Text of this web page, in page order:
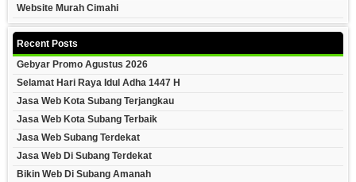
Website Murah Cimahi
Recent Posts
Gebyar Promo Agustus 2026
Selamat Hari Raya Idul Adha 1447 H
Jasa Web Kota Subang Terjangkau
Jasa Web Kota Subang Terbaik
Jasa Web Subang Terdekat
Jasa Web Di Subang Terdekat
Bikin Web Di Subang Amanah